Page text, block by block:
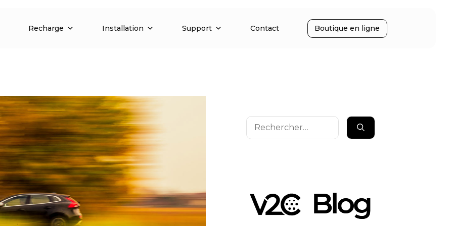
Recharge Installation Support Contact Boutique en ligne
Rechercher :